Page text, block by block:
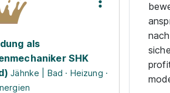
als
SHK
Jähnke | Bad · Heizung ·